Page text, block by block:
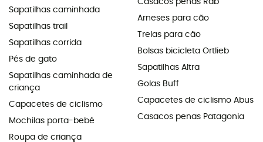
Sapatilhas caminhada
Sapatilhas trail
Sapatilhas corrida
Pés de gato
Sapatilhas caminhada de
criança
Capacetes de ciclismo
Mochilas porta-bebé
Roupa de criança
Casacos penas Rab
Arneses para cão
Trelas para cão
Bolsas bicicleta Ortlieb
Sapatilhas Altra
Golas Buff
Capacetes de ciclismo Abus
Casacos penas Patagonia